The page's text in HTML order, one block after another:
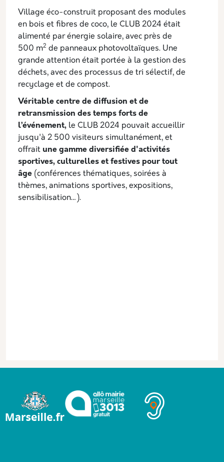
Village éco-construit proposant des modules
en bois et fibres de coco, le CLUB 2024 était
alimenté par énergie solaire, avec près de
500 m2 de panneaux photovoltaïques. Une
grande attention était portée à la gestion des
déchets, avec des processus de tri sélectif, de
recyclage et de compost.
Véritable centre de diffusion et de
retransmission des temps forts de
l’événement, le CLUB 2024 pouvait accueillir
jusqu'à 2 500 visiteurs simultanément, et
offrait une gamme diversifiée d'activités
sportives, culturelles et festives pour tout
âge (conférences thématiques, soirées à
thèmes, animations sportives, expositions,
sensibilisation…).